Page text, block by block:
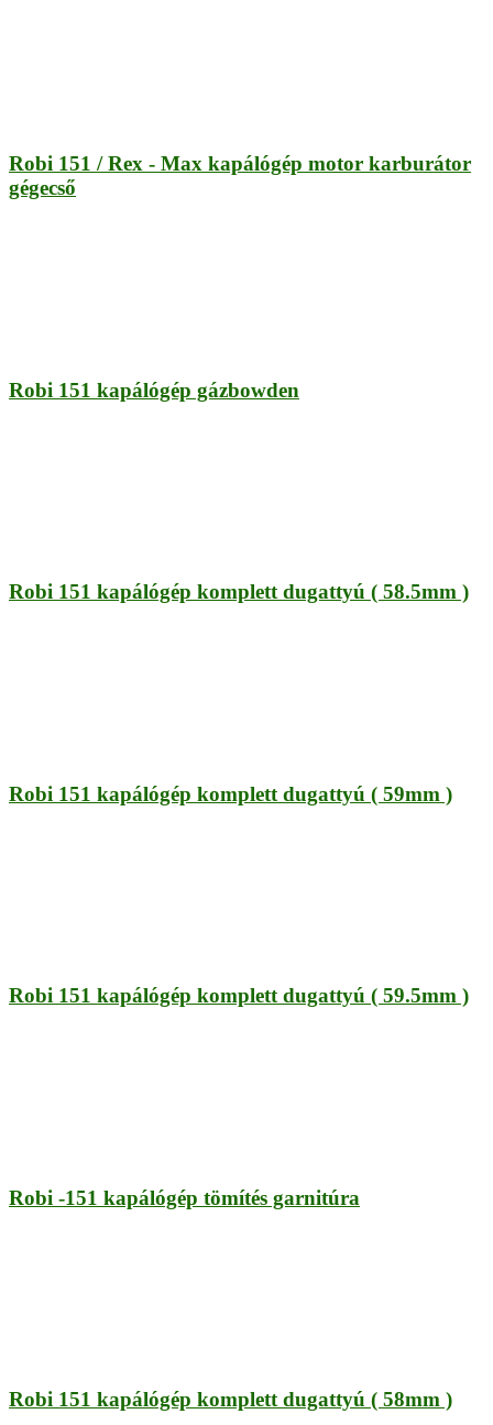
Robi 151 / Rex - Max kapálógép motor karburátor
gégecső
Robi 151 kapálógép gázbowden
Robi 151 kapálógép komplett dugattyú ( 58.5mm )
Robi 151 kapálógép komplett dugattyú ( 59mm )
Robi 151 kapálógép komplett dugattyú ( 59.5mm )
Robi -151 kapálógép tömítés garnitúra
Robi 151 kapálógép komplett dugattyú ( 58mm )